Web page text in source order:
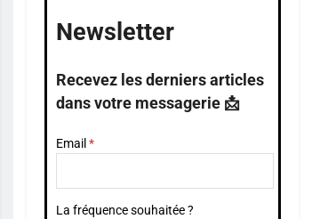
Newsletter
Recevez les derniers articles
dans votre messagerie 📩
Email
La fréquence souhaitée ?